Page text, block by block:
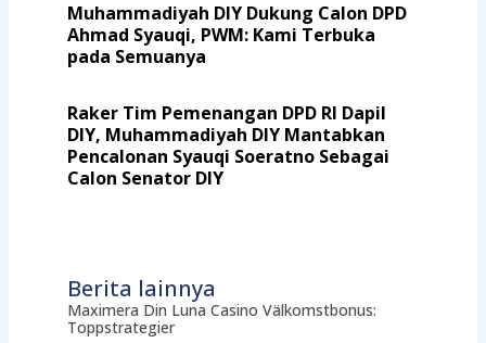
Muhammadiyah DIY Dukung Calon DPD
Ahmad Syauqi, PWM: Kami Terbuka
pada Semuanya
Raker Tim Pemenangan DPD RI Dapil
DIY, Muhammadiyah DIY Mantabkan
Pencalonan Syauqi Soeratno Sebagai
Calon Senator DIY
Berita lainnya
Maximera Din Luna Casino Välkomstbonus:
Toppstrategier